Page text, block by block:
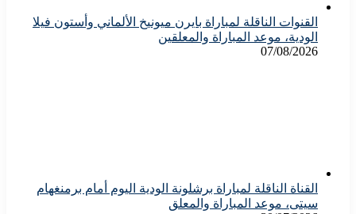
القنوات الناقلة لمباراة بايرن ميونيخ الألماني وأستون فيلا
الودية، موعد المباراة والمعلقين
07/08/2026
القناة الناقلة لمباراة برشلونة الودية اليوم أمام برمنغهام
سيتى، موعد المباراة والمعلق